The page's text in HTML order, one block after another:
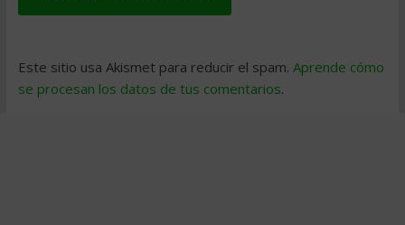
Este sitio usa Akismet para reducir el spam. Aprende cómo
se procesan los datos de tus comentarios.